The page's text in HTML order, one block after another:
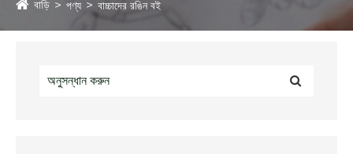
বাড়ি পণ্য বাচ্চাদের রঙিন বই